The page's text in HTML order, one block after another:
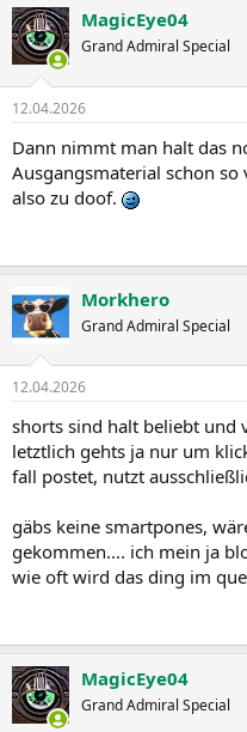
MagicEye04
Grand Admiral Special
12.04.2026
Dann nimmt man halt das
Ausgangsmaterial schon
also zu doof.
Morkhero
Grand Admiral Special
12.04.2026
shorts sind halt beliebt und
letztlich gehts ja nur um
fall postet, nutzt
gäbs keine smartpones,
gekommen.... ich mein ja
wie oft wird das ding im
MagicEye04
Grand Admiral Special